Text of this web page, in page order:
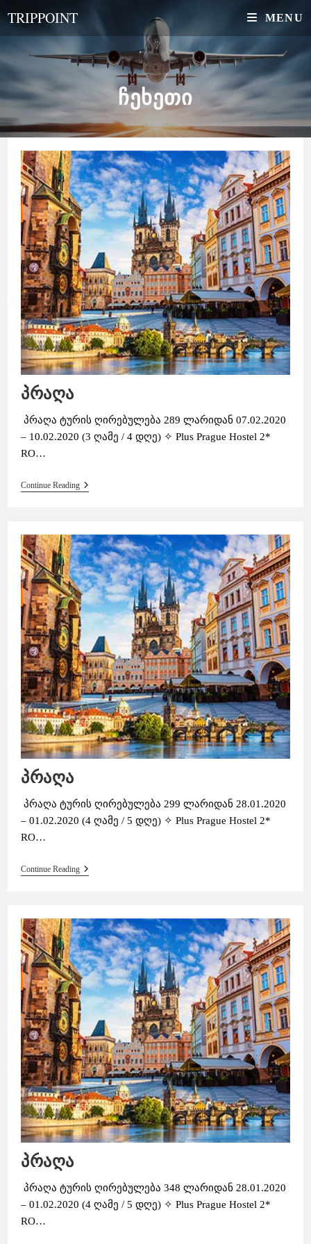
TRIPPOINT MENU
ᲩᲔᲮᲔᲗᲘ
პრაღა
პრაღა ტურის ღირებულება 289 ლარიდან 07.02.2020
– 10.02.2020 (3 ღამე / 4 დღე) ✧ Plus Prague Hostel 2*
RO…
Continue ReadingᲞრაღა
პრაღა
პრაღა ტურის ღირებულება 299 ლარიდან 28.01.2020
– 01.02.2020 (4 ღამე / 5 დღე) ✧ Plus Prague Hostel 2*
RO…
Continue ReadingᲞრაღა
პრაღა
პრაღა ტურის ღირებულება 348 ლარიდან 28.01.2020
– 01.02.2020 (4 ღამე / 5 დღე) ✧ Plus Prague Hostel 2*
RO…